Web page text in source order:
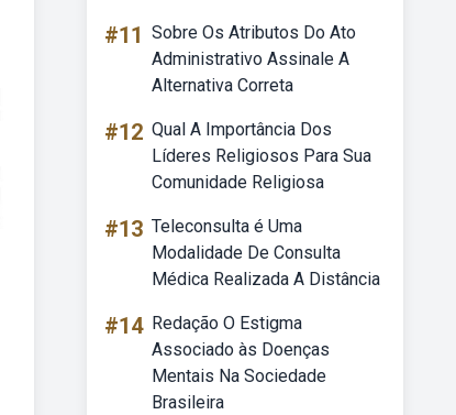
#11 Sobre Os Atributos Do Ato
Administrativo Assinale A
Alternativa Correta
#12 Qual A Importância Dos
Líderes Religiosos Para Sua
Comunidade Religiosa
#13 Teleconsulta é Uma
Modalidade De Consulta
Médica Realizada A Distância
#14 Redação O Estigma
Associado às Doenças
Mentais Na Sociedade
Brasileira